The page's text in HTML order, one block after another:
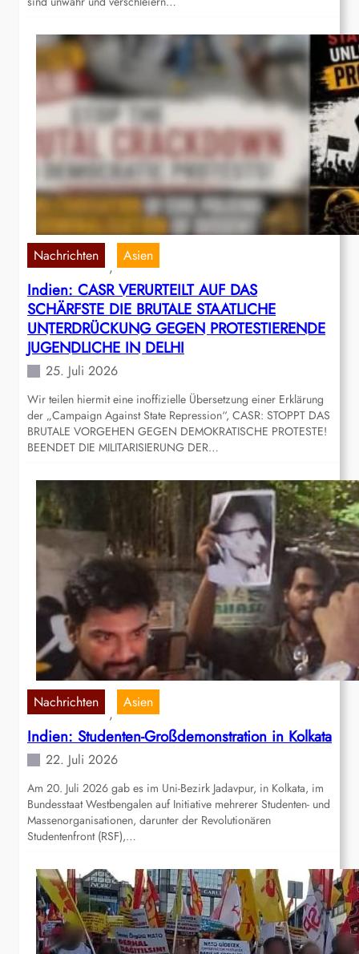
Nachrichten
,
Asien
Indien: CASR VERURTEILT AUF DAS
SCHÄRFSTE DIE BRUTALE STAATLICHE
UNTERDRÜCKUNG GEGEN PROTESTIERENDE
JUGENDLICHE IN DELHI
25. Juli 2026
Wir teilen hiermit eine inoffizielle Übersetzung einer Erklärung
der „Campaign Against State Repression“, CASR: STOPPT DAS
BRUTALE VORGEHEN GEGEN DEMOKRATISCHE PROTESTE!
BEENDET DIE MILITARISIERUNG DER…
Nachrichten
,
Asien
Indien: Studenten-Großdemonstration in Kolkata
22. Juli 2026
Am 20. Juli 2026 gab es im Uni-Bezirk Jadavpur, in Kolkata, im
Bundesstaat Westbengalen auf Initiative mehrerer Studenten- und
Massenorganisationen, darunter der Revolutionären
Studentenfront (RSF),…